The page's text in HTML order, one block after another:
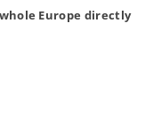
Europe directly